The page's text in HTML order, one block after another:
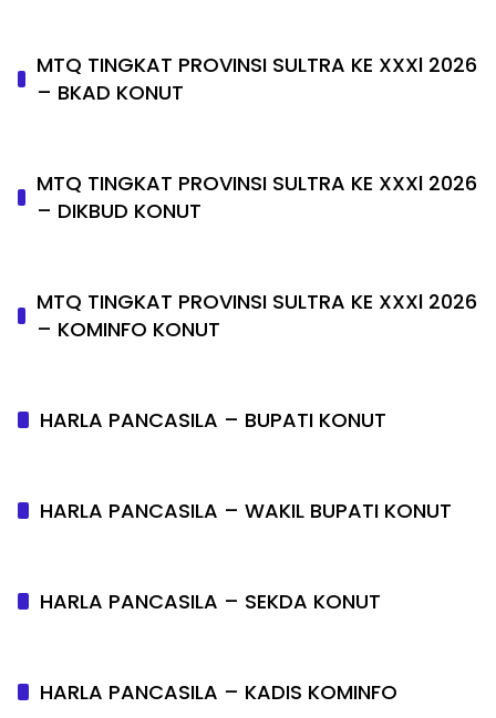
MTQ TINGKAT PROVINSI SULTRA KE XXXl 2026
– BKAD KONUT
MTQ TINGKAT PROVINSI SULTRA KE XXXl 2026
– DIKBUD KONUT
MTQ TINGKAT PROVINSI SULTRA KE XXXl 2026
– KOMINFO KONUT
HARLA PANCASILA – BUPATI KONUT
HARLA PANCASILA – WAKIL BUPATI KONUT
HARLA PANCASILA – SEKDA KONUT
HARLA PANCASILA – KADIS KOMINFO